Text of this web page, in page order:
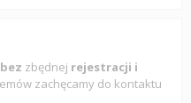
bez zbędnej rejestracji i
zachęcamy do kontaktu